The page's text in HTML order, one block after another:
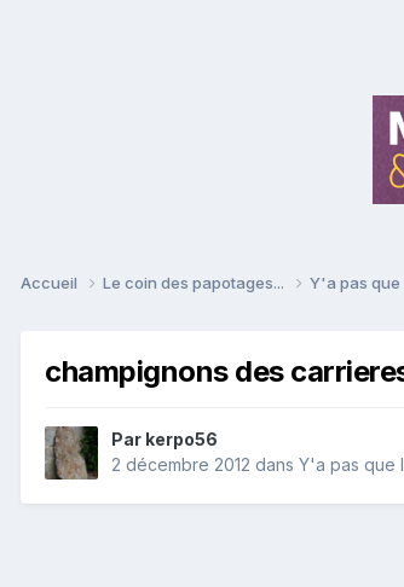
Accueil Le coin des papotages... Y'a pas que
champignons des
Par kerpo56
2 décembre 2012 dans Y'a pas que